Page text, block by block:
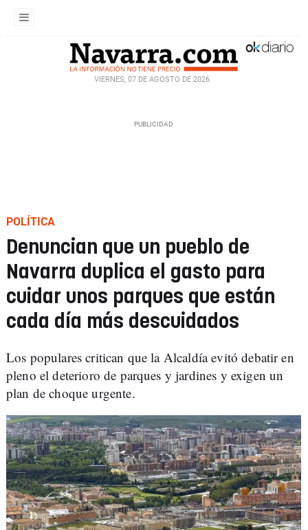
VIERNES, 07 DE AGOSTO DE 2026
POLÍTICA
Denuncian que un pueblo de
Navarra duplica el gasto para
cuidar unos parques que están
cada día más descuidados
Los populares critican que la Alcaldía evitó debatir en
pleno el deterioro de parques y jardines y exigen un
plan de choque urgente.